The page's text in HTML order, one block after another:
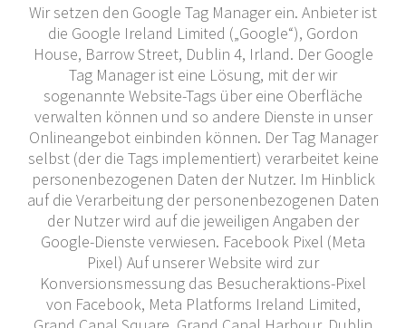
Wir setzen den Google Tag Manager ein. Anbieter ist
die Google Ireland Limited („Google“), Gordon
House, Barrow Street, Dublin 4, Irland. Der Google
Tag Manager ist eine Lösung, mit der wir
sogenannte Website-Tags über eine Oberfläche
verwalten können und so andere Dienste in unser
Onlineangebot einbinden können. Der Tag Manager
selbst (der die Tags implementiert) verarbeitet keine
personenbezogenen Daten der Nutzer. Im Hinblick
auf die Verarbeitung der personenbezogenen Daten
der Nutzer wird auf die jeweiligen Angaben der
Google-Dienste verwiesen. Facebook Pixel (Meta
Pixel) Auf unserer Website wird zur
Konversionsmessung das Besucheraktions-Pixel
von Facebook, Meta Platforms Ireland Limited,